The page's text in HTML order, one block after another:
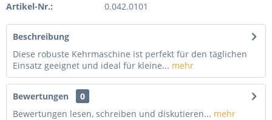
Artikel-Nr.: 0.042.0101
Beschreibung
Diese robuste Kehrmaschine ist perfekt für den täglichen
Einsatz geeignet und ideal für kleine... mehr
Bewertungen
0
Bewertungen lesen, schreiben und diskutieren... mehr